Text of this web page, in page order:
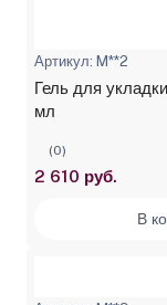
Артикул: M**2
Гель для
мл
(0)
2 610 руб.
В